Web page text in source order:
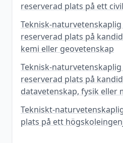
reserverad plats på ett
Teknisk-
reserverad plats på
kemi eller geovetenskap
Teknisk-
reserverad plats på
datavetenskap, fysik eller
Tekniskt-
plats på ett